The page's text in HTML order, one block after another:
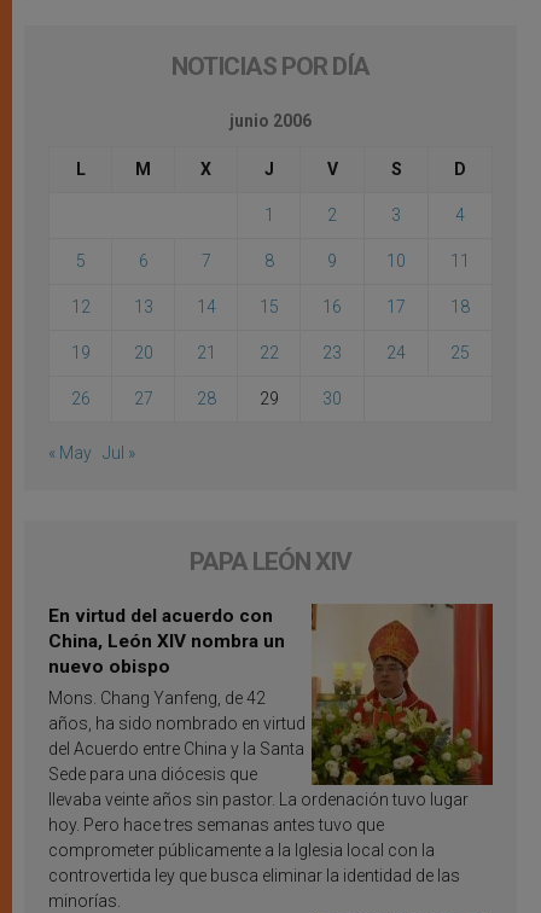
NOTICIAS POR DÍA
junio 2006
L M X J V S D
1 2 3 4
5 6 7 8 9 10 11
12 13 14 15 16 17 18
19 20 21 22 23 24 25
26 27 28 29 30
« May Jul »
PAPA LEÓN XIV
En virtud del acuerdo con
China, León XIV nombra un
nuevo obispo
Mons. Chang Yanfeng, de 42
años, ha sido nombrado en virtud
del Acuerdo entre China y la Santa
Sede para una diócesis que
llevaba veinte años sin pastor. La ordenación tuvo lugar
hoy. Pero hace tres semanas antes tuvo que
comprometer públicamente a la Iglesia local con la
controvertida ley que busca eliminar la identidad de las
minorías.